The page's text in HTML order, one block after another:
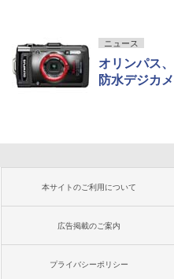
ニュース
オリンパス
防水デジカ
本サイトのご利用について
広告掲載のご案内
プライバシーポリシー